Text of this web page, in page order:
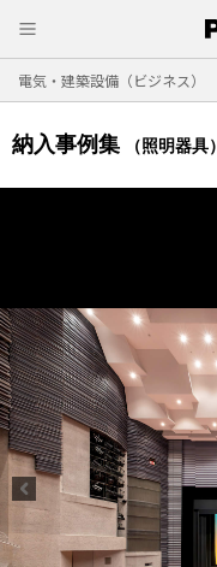
電気・建築設備（ビジネス）
納入事例集 （照明器具）